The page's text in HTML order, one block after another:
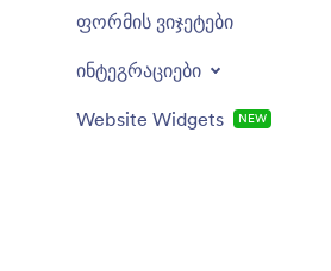
ფორმის ვიჯეტები
ინტეგრაციები
Website Widgets ახალი